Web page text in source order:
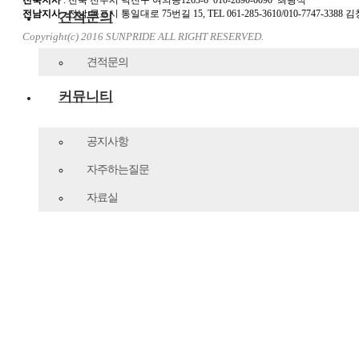
견적문의
견적문의
커뮤니티
공지사항
자주하는질문
자료실
전남지사:전남 목포시 통일대로 75번길 15, TEL 061-285-3610/010-7747-3388 김
Copyright(c) 2016 SUNPRIDE ALL RIGHT RESERVED.